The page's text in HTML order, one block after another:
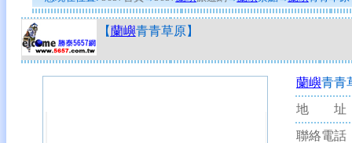
【蘭嶼青青草原】
蘭嶼青青
地 址
聯絡電話